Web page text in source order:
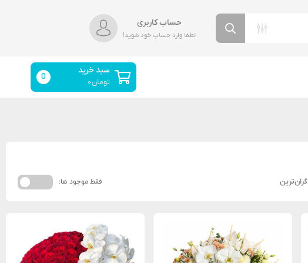
حساب کاربری
لطفا وارد حساب خود شوید!
سبد خرید
۰تومان 0
گران‌ترین فقط موجود ها: